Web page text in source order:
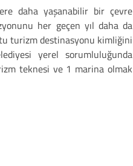
daha yaşanabilir bir çevre
her geçen yıl daha da
turizm destinasyonu kimliğini
yerel sorumluluğunda
teknesi ve 1 marina olmak